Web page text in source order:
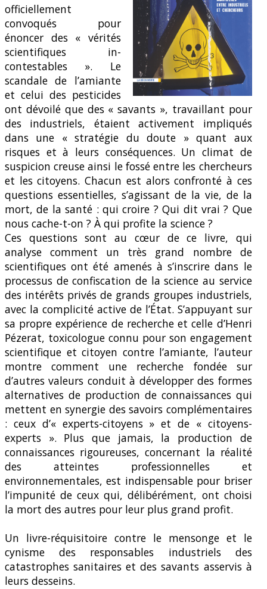
officiellement
convoqués pour
énoncer des « vérités
scientifiques in-
contestables ». Le
scandale de l’amiante
et celui des pesticides
ont dévoilé que des « savants », travaillant pour
des industriels, étaient activement impliqués
dans une « stratégie du doute » quant aux
risques et à leurs conséquences. Un climat de
suspicion creuse ainsi le fossé entre les chercheurs
et les citoyens. Chacun est alors confronté à ces
questions essentielles, s’agissant de la vie, de la
mort, de la santé : qui croire ? Qui dit vrai ? Que
nous cache-t-on ? À qui profite la science ?
Ces questions sont au cœur de ce livre, qui
analyse comment un très grand nombre de
scientifiques ont été amenés à s’inscrire dans le
processus de confiscation de la science au service
des intérêts privés de grands groupes industriels,
avec la complicité active de l’État. S’appuyant sur
sa propre expérience de recherche et celle d’Henri
Pézerat, toxicologue connu pour son engagement
scientifique et citoyen contre l’amiante, l’auteur
montre comment une recherche fondée sur
d’autres valeurs conduit à développer des formes
alternatives de production de connaissances qui
mettent en synergie des savoirs complémentaires
: ceux d’« experts-citoyens » et de « citoyens-
experts ». Plus que jamais, la production de
connaissances rigoureuses, concernant la réalité
des atteintes professionnelles et
environnementales, est indispensable pour briser
l’impunité de ceux qui, délibérément, ont choisi
la mort des autres pour leur plus grand profit.
Un livre-réquisitoire contre le mensonge et le
cynisme des responsables industriels des
catastrophes sanitaires et des savants asservis à
leurs desseins.